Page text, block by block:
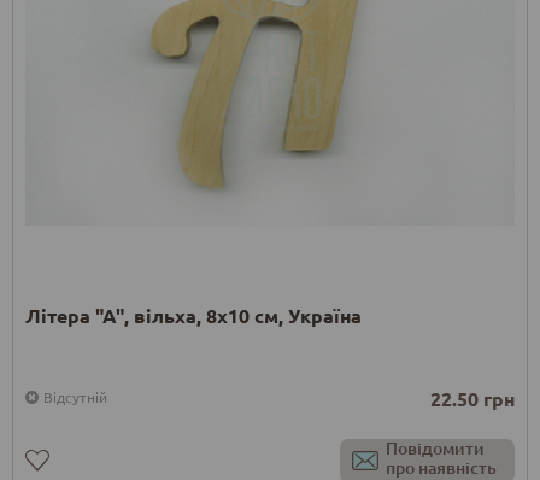
Літера "А", вільха, 8х10 см, Україна
Відсутній 22.50 грн
Повідомити
про наявність